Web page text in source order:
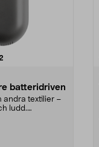
batteridriven
andra textilier –
ludd.
stjärnor